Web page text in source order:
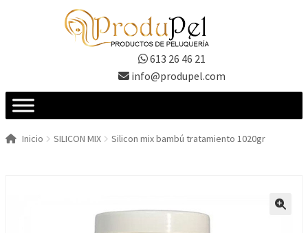
613 26 46 21
info@produpel.com
Inicio SILICON MIX Silicon mix bambú tratamiento 1020gr